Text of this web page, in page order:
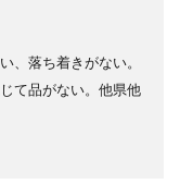
、落ち着きがない。
て品がない。他県他